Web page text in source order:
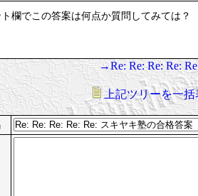
ト欄でこの答案は何点か質問してみては？
→Re: Re: Re: Re:
上記ツリーを一括